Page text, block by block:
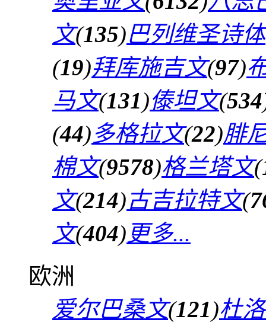
文(135)巴列维圣诗体
(19)拜库施吉文(97)
马文(131)傣坦文(534
(44)多格拉文(22)腓
棉文(9578)格兰塔文(
文(214)古吉拉特文(
文(404) 更多...
欧洲
爱尔巴桑文(121)杜